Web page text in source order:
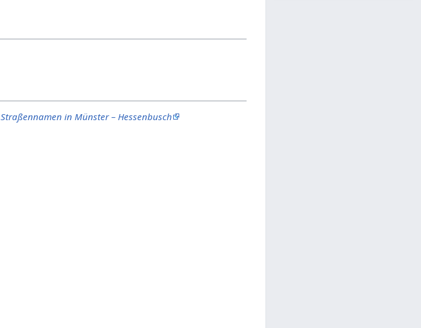
Straßennamen in Münster – Hessenbusch